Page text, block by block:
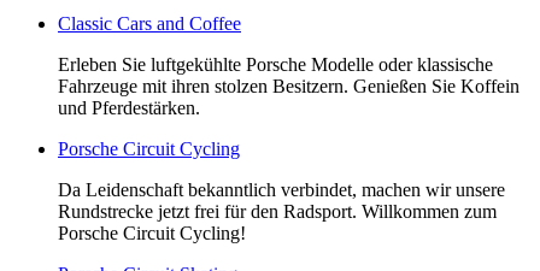
Classic Cars and Coffee
Erleben Sie luftgekühlte Porsche Modelle oder klassische
Fahrzeuge mit ihren stolzen Besitzern. Genießen Sie Koffein
und Pferdestärken.
Porsche Circuit Cycling
Da Leidenschaft bekanntlich verbindet, machen wir unsere
Rundstrecke jetzt frei für den Radsport. Willkommen zum
Porsche Circuit Cycling!